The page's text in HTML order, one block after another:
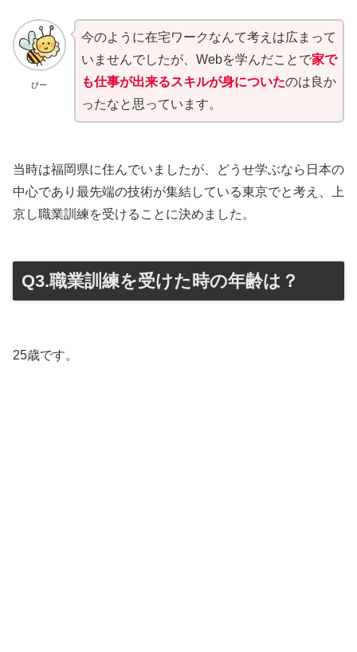
びー
今のように在宅ワークなんて考えは広まって
いませんでしたが、Webを学んだことで家で
も仕事が出来るスキルが身についたのは良か
ったなと思っています。
当時は福岡県に住んでいましたが、どうせ学ぶなら日本の
中心であり最先端の技術が集結している東京でと考え、上
京し職業訓練を受けることに決めました。
Q3.職業訓練を受けた時の年齢は？
25歳です。